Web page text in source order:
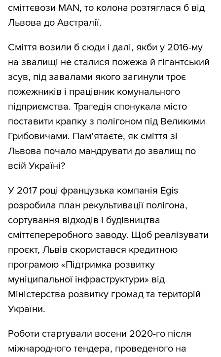
сміттєвози MAN, то колона розтяглася б від
Львова до Австралії.
Сміття возили б сюди і далі, якби у 2016-му
на звалищі не сталися пожежа й гігантський
зсув, під завалами якого загинули троє
пожежників і працівник комунального
підприємства. Трагедія спонукала місто
поставити крапку з полігоном під Великими
Грибовичами. Пам’ятаєте, як сміття зі
Львова почало мандрувати до звалищ по
всій Україні?
У 2017 році французька компанія Egis
розробила план рекультивації полігона,
сортування відходів і будівництва
сміттєпереробного заводу. Щоб реалізувати
проєкт, Львів скористався кредитною
програмою «Підтримка розвитку
муніципальної інфраструктури» від
Міністерства розвитку громад та територій
України.
Роботи стартували восени 2020-го після
міжнародного тендера, проведеного на